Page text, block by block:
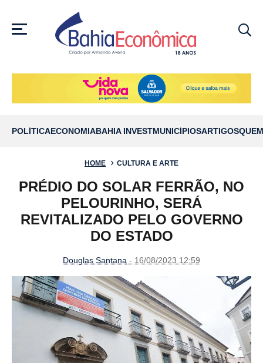
MENU
POLÍTICAECONOMIABAHIA INVESTMUNICÍPIOSARTIGOS
HOME CULTURA E ARTE
PRÉDIO DO SOLAR FERRÃO, NO
PELOURINHO, SERÁ
REVITALIZADO PELO GOVERNO
DO ESTADO
Douglas Santana - 16/08/2023 12:59